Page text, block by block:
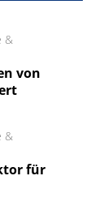
&
von
&
für